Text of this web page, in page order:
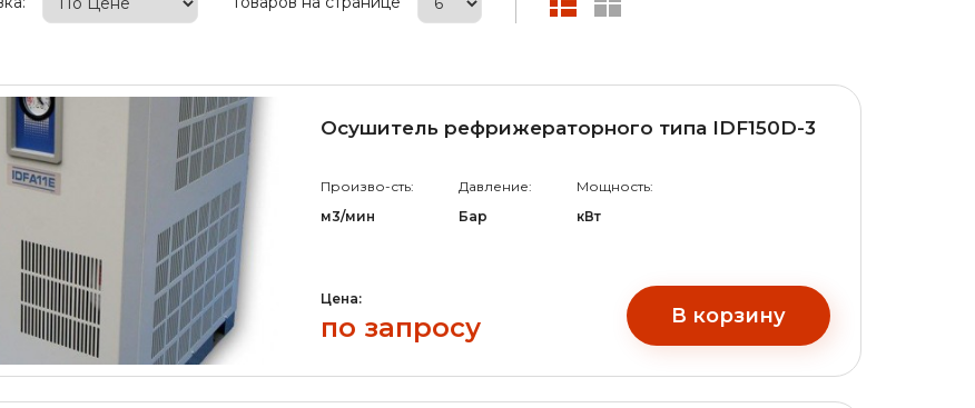
Осушитель рефрижераторного типа IDF150D-3
Произво-сть:
м3/мин
Давление:
Бар
Мощность:
кВт
Цена:
по запросу В корзину